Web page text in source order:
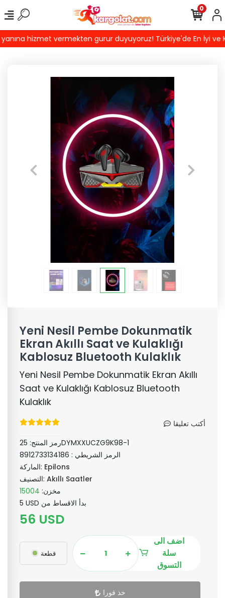
hizmet vermekten gurur duyuyoruz! Türkiye'de En İyi ve
0
Yeni Nesil Pembe Dokunmatik
Ekran Akıllı Saat ve Kulaklığı
Kablosuz Bluetooth Kulaklık
Yeni Nesil Pembe Dokunmatik Ekran Akıllı
Saat ve Kulaklığı Kablosuz Bluetooth
Kulaklık
أكتب تعليقا
رمز المنتج:25DYMXXUCZG9K98-1
الرمز الشريطي : 8912733134186
الماركة: Epilons
التصنيف: Akıllı Saatler
مخزن: 15004
5 USD بدأ الاقساط من
56 USD
قطعة
اضف الى
سلة
التسوق
خذ فورا